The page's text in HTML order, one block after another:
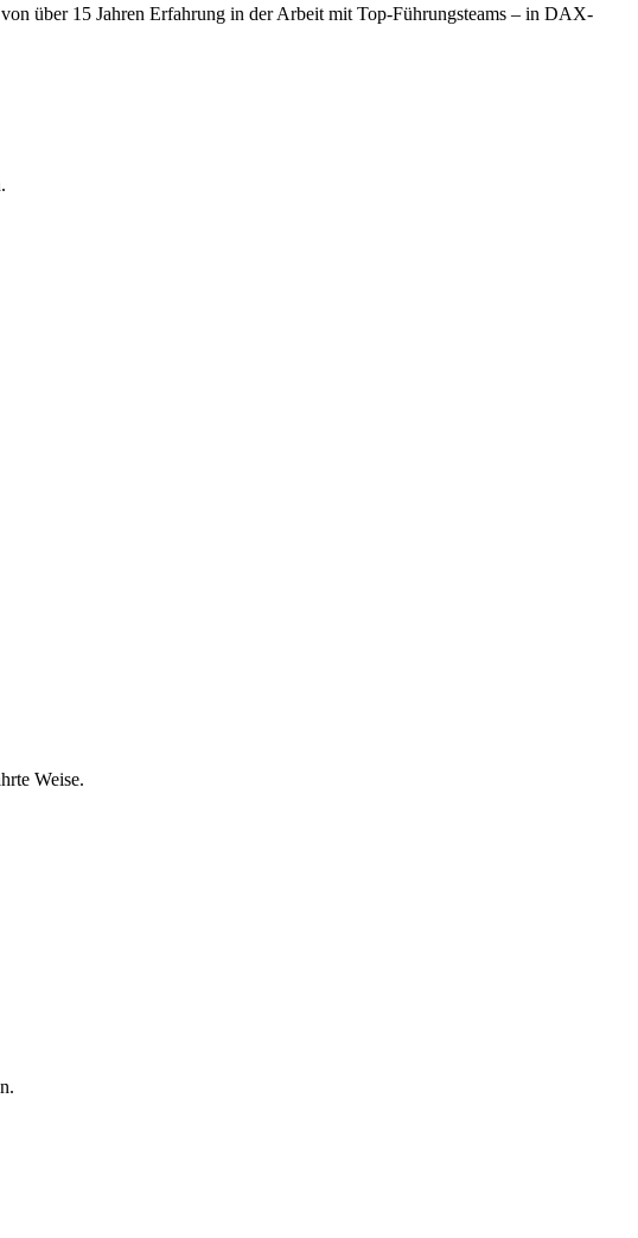
über 15 Jahren Erfahrung in der Arbeit mit Top-Führungsteams – in DAX-
Weise.